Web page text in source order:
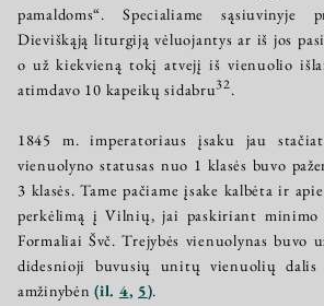
pamaldoms“. Specialiame
Dieviškąją liturgiją vėluojantys ar iš jos
o už kiekvieną tokį atvejį iš vienuolio
atimdavo 10 kapeikų sidabru32.
1845 m. imperatoriaus įsaku jau
vienuolyno statusas nuo 1 klasės buvo
3 klasės. Tame pačiame įsake kalbėta ir
perkėlimą į Vilnių, jai paskiriant minimo
Formaliai Švč. Trejybės vienuolynas buvo
didesnioji buvusių unitų vienuolių dalis
amžinybėn(il. 4, 5).